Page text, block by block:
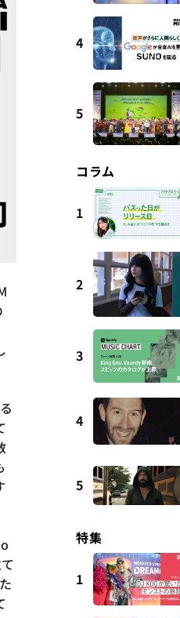
4
5
コラム
1
2
3
4
5
特集
1